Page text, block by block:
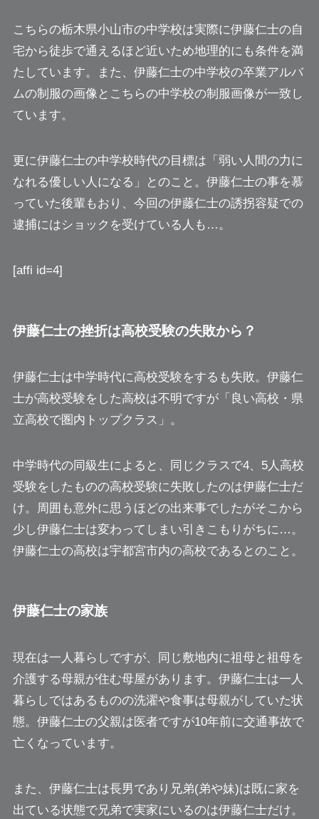
こちらの栃木県小山市の中学校は実際に伊藤仁士の自
宅から徒歩で通えるほど近いため地理的にも条件を満
たしています。また、伊藤仁士の中学校の卒業アルバ
ムの制服の画像とこちらの中学校の制服画像が一致し
ています。
更に伊藤仁士の中学校時代の目標は「弱い人間の力に
なれる優しい人になる」とのこと。伊藤仁士の事を慕
っていた後輩もおり、今回の伊藤仁士の誘拐容疑での
逮捕にはショックを受けている人も…。
[affi id=4]
伊藤仁士の挫折は高校受験の失敗から？
伊藤仁士は中学時代に高校受験をするも失敗。伊藤仁
士が高校受験をした高校は不明ですが「良い高校・県
立高校で圏内トップクラス」。
中学時代の同級生によると、同じクラスで4、5人高校
受験をしたものの高校受験に失敗したのは伊藤仁士だ
け。周囲も意外に思うほどの出来事でしたがそこから
少し伊藤仁士は変わってしまい引きこもりがちに…。
伊藤仁士の高校は宇都宮市内の高校であるとのこと。
伊藤仁士の家族
現在は一人暮らしですが、同じ敷地内に祖母と祖母を
介護する母親が住む母屋があります。伊藤仁士は一人
暮らしではあるものの洗濯や食事は母親がしていた状
態。伊藤仁士の父親は医者ですが10年前に交通事故で
亡くなっています。
また、伊藤仁士は長男であり兄弟(弟や妹)は既に家を
出ている状態で兄弟で実家にいるのは伊藤仁士だけ。